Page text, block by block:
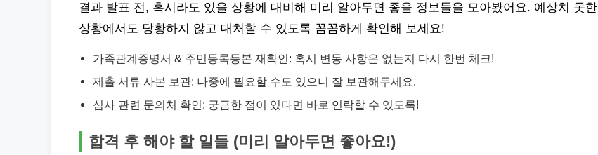
결과 발표 전, 혹시라도 있을 상황에 대비해 미리 알아두면 좋을 정보들을 모아봤어요. 예상치 못한
상황에서도 당황하지 않고 대처할 수 있도록 꼼꼼하게 확인해 보세요!
가족관계증명서 & 주민등록등본 재확인: 혹시 변동 사항은 없는지 다시 한번 체크!
제출 서류 사본 보관: 나중에 필요할 수도 있으니 잘 보관해두세요.
심사 관련 문의처 확인: 궁금한 점이 있다면 바로 연락할 수 있도록!
합격 후 해야 할 일들 (미리 알아두면 좋아요!)